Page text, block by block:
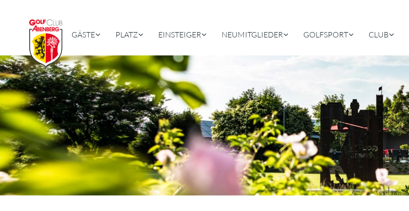
GÄSTE PLATZ EINSTEIGER NEUMITGLIEDER GOLFSPORT CLUB